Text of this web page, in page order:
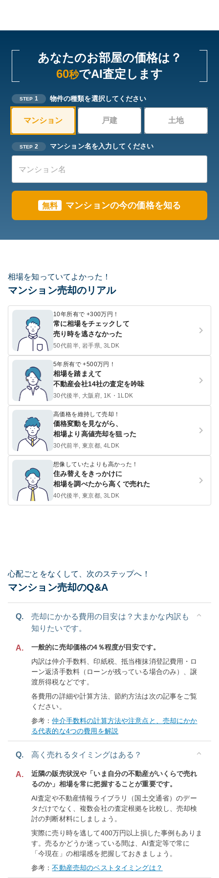
あなたのお部屋の価格は？
60秒でAI査定します
STEP 1 物件の種類を選択してください
マンション 戸建 土地
STEP 2 マンション名を入力してください
無料 マンションの今の価格を知る
相場を知っていてよかった！
マンション売却のリアル
10年所有で +300万円！
常に相場をチェックして
売り時を逃さなかった
50代前半, 岩手県, 3LDK
5年所有で +500万円！
相場を踏まえて
不動産会社14社の査定を吟味
30代後半, 大阪府, 1K・1LDK
高価格を維持して売却！
価格変動を見ながら、
相場より高値売却を狙った
30代前半, 東京都, 4LDK
想像していたよりも高かった！
住み替えをきっかけに
相場を調べたから高くで売れた
40代後半, 東京都, 3LDK
心配ごとをなくして、次のステップへ！
マンション売却のQ&A
Q.
売却にかかる費用の目安は？大まかな内訳も
知りたいです。
A.
一般的に売却価格の4％程度が目安です。
内訳は仲介手数料、印紙税、抵当権抹消登記費用・ロ
ーン返済手数料（ローンが残っている場合のみ）、譲
渡所得税などです。
各費用の詳細や計算方法、節約方法は次の記事をご覧
ください。
参考：仲介手数料の計算方法や注意点と、売却にかか
る代表的な4つの費用を解説
Q. 高く売れるタイミングはある？
A.
近隣の販売状況や「いま自分の不動産がいくらで売れ
るのか」相場を常に把握することが重要です。
AI査定や不動産情報ライブラリ（国土交通省）のデー
タだけでなく、複数会社の査定根拠を比較し、売却検
討の判断材料にしましょう。
実際に売り時を逃して400万円以上損した事例もありま
す。売るかどうか迷っている間は、AI査定等で常に
「今現在」の相場感を把握しておきましょう。
参考：不動産売却のベストタイミングは？